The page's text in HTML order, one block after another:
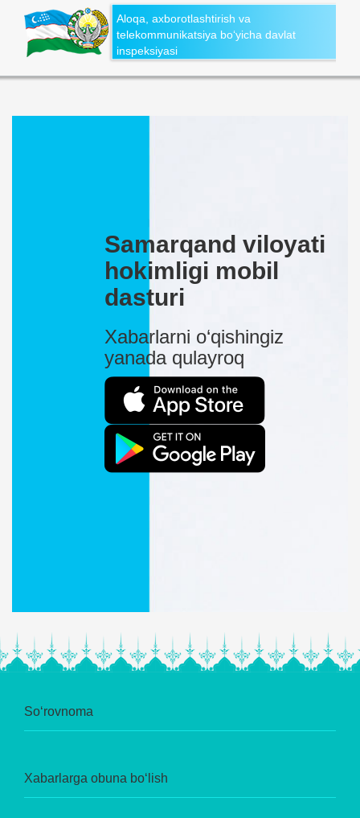
Aloqa, axborotlashtirish va
telekommunikatsiya bo‘yicha davlat
inspeksiyasi
Samarqand viloyati
hokimligi mobil
dasturi
Xabarlarni o‘qishingiz
yanada qulayroq
So‘rovnoma
Xabarlarga obuna bo‘lish